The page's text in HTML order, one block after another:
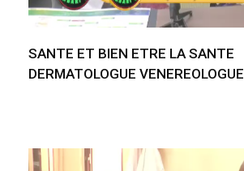
SANTE ET BIEN ETRE LA SANTE
DERMATOLOGUE VENEREOLOGUE